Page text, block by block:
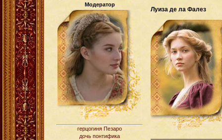
Модератор
герцогиня Пезаро
дочь понтифика
Луиза де ла Фалез